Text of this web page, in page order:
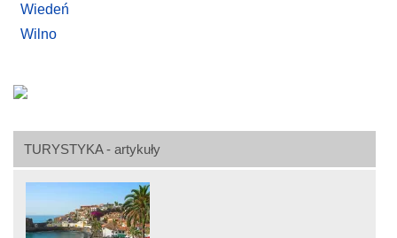
TURYSTYKA - artykuły
Wiedeń
Wilno